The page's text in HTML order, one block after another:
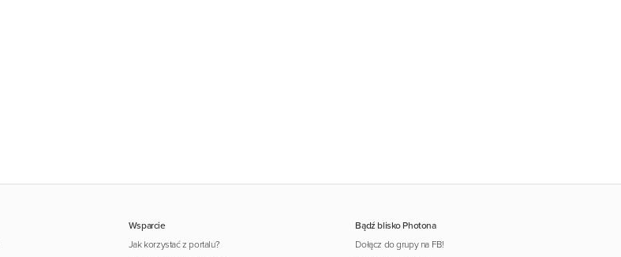
Wsparcie
Jak korzystać z portalu?
Bądź blisko Photona
Dołącz do grupy na FB!